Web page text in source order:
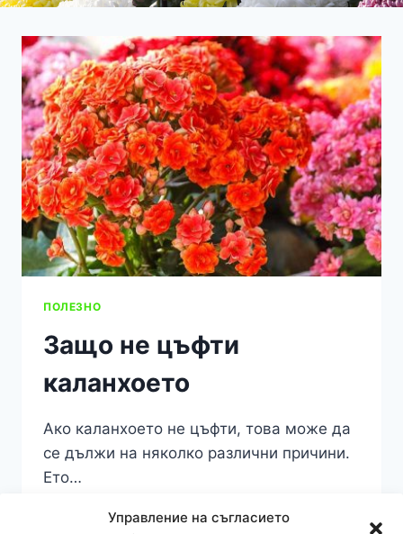
Управление на съгласието
ПОЛЕЗНО
Защо не цъфти
каланхоето
Ако каланхоето не цъфти, това може да
се дължи на няколко различни причини.
Ето…
ПРОЧЕТЕТЕ ПОВЕЧЕЗАЩО